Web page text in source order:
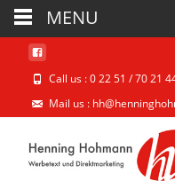
Call us : 0 22 51 / 70 21
Mail us :
MENU